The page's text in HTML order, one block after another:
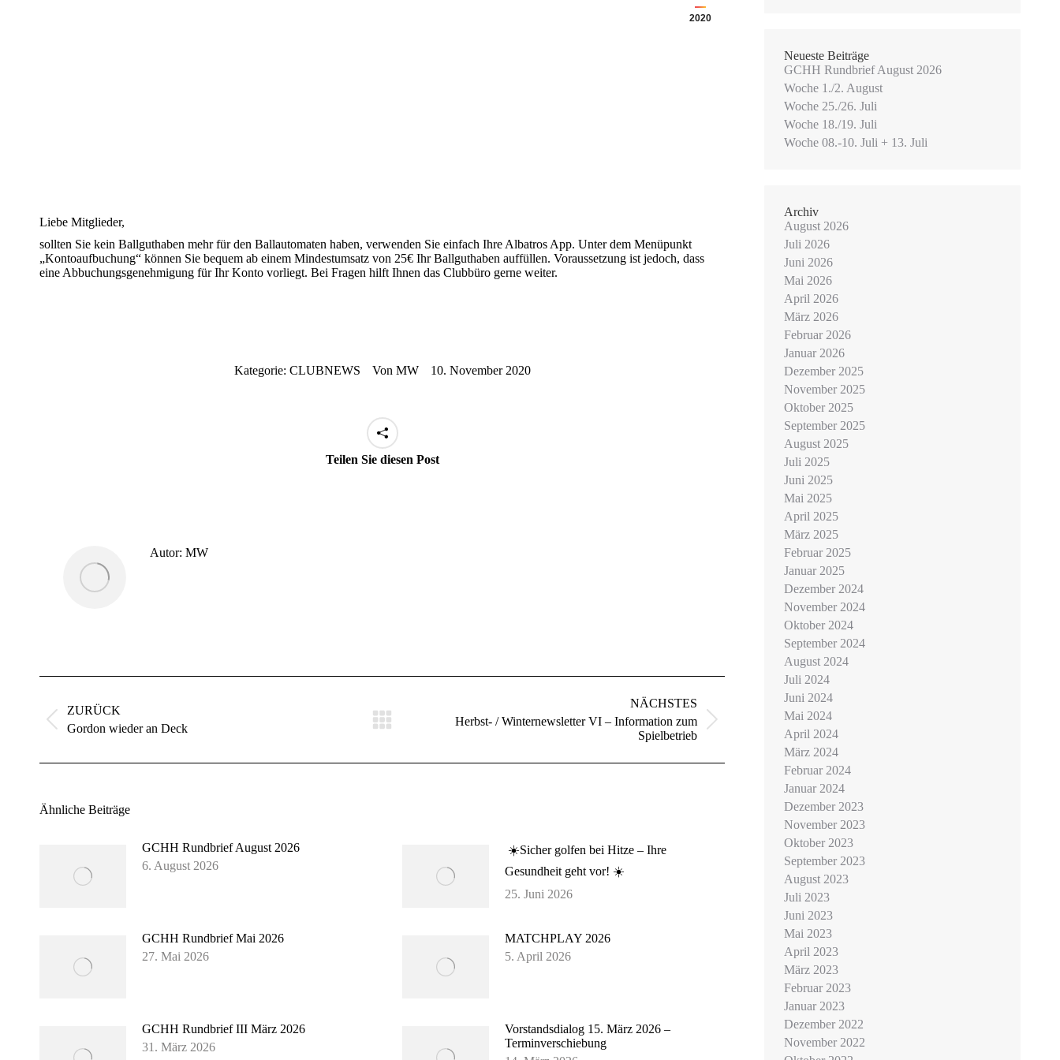
2020
Liebe Mitglieder,
sollten Sie kein Ballguthaben mehr für den Ballautomaten haben, verwenden Sie einfach Ihre Albatros App. Unter dem Menüpunkt
„Kontoaufbuchung“ können Sie bequem ab einem Mindestumsatz von 25€ Ihr Ballguthaben auffüllen. Voraussetzung ist jedoch, dass
eine Abbuchungsgenehmigung für Ihr Konto vorliegt. Bei Fragen hilft Ihnen das Clubbüro gerne weiter.
Kategorie: CLUBNEWS Von MW 10. November 2020
Teilen Sie diesen Post
Autor: MW
ZURÜCK
Vorheriger
Gordon wieder an Deck
NÄCHSTES
NächsterHerbst- / Winternewsletter VI – Information zum
Spielbetrieb
Ähnliche Beiträge
GCHH Rundbrief August 2026
6. August 2026
☀️Sicher golfen bei Hitze – Ihre
Gesundheit geht vor! ☀️
25. Juni 2026
GCHH Rundbrief Mai 2026
27. Mai 2026
MATCHPLAY 2026
5. April 2026
GCHH Rundbrief III März 2026
31. März 2026
Vorstandsdialog 15. März 2026 –
Terminverschiebung
Neueste Beiträge
GCHH Rundbrief August 2026
Woche 1./2. August
Woche 25./26. Juli
Woche 18./19. Juli
Woche 08.-10. Juli + 13. Juli
Archiv
August 2026
Juli 2026
Juni 2026
Mai 2026
April 2026
März 2026
Februar 2026
Januar 2026
Dezember 2025
November 2025
Oktober 2025
September 2025
August 2025
Juli 2025
Juni 2025
Mai 2025
April 2025
März 2025
Februar 2025
Januar 2025
Dezember 2024
November 2024
Oktober 2024
September 2024
August 2024
Juli 2024
Juni 2024
Mai 2024
April 2024
März 2024
Februar 2024
Januar 2024
Dezember 2023
November 2023
Oktober 2023
September 2023
August 2023
Juli 2023
Juni 2023
Mai 2023
April 2023
März 2023
Februar 2023
Januar 2023
Dezember 2022
November 2022